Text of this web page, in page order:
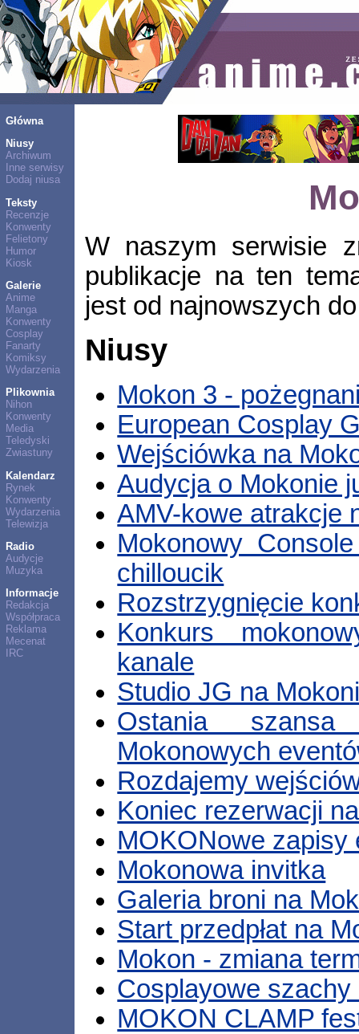
Główna
Niusy
Archiwum
Inne serwisy
Dodaj niusa
Teksty
Recenzje
Konwenty
Felietony
Humor
Kiosk
Galerie
Anime
Manga
Konwenty
Cosplay
Fanarty
Komiksy
Wydarzenia
Plikownia
Nihon
Konwenty
Media
Teledyski
Zwiastuny
Kalendarz
Rynek
Konwenty
Wydarzenia
Telewizja
Radio
Audycje
Muzyka
Informacje
Redakcja
Współpraca
Reklama
Mecenat
IRC
W naszym serwisie
publikacje na ten
jest od najnowszych
Niusy
Mokon 3 -
European Cosplay
Wejściówka na
Audycja o Mokonie
AMV-kowe atrakcje
Mokonowy
chilloucik
Rozstrzygnięcie
Konkurs
kanale
Studio JG na
Ostania
Mokonowych
Rozdajemy
Koniec rezerwacji
MOKONowe zapisy
Mokonowa invitka
Galeria broni na
Start przedpłat na
Mokon - zmiana
Cosplayowe szachy
MOKON CLAMP